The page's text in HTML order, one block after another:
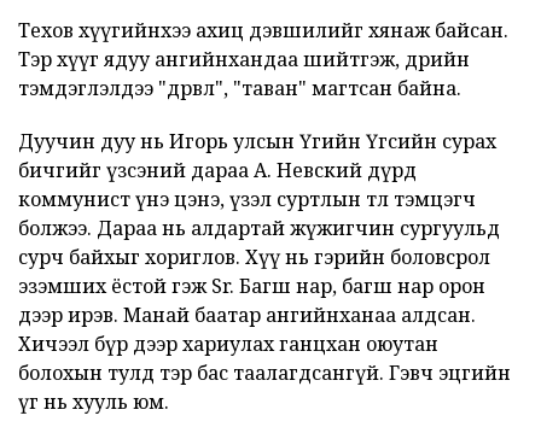
Техов хүүгийнхээ ахиц дэвшилийг хянаж байсан.
Тэр хүүг ядуу ангийнхандаа шийтгэж, өдрийн
тэмдэглэлдээ "дөрвөл", "таван" магтсан байна.
Дуучин дуу нь Игорь улсын Үгийн Үгсийн сурах
бичгийг үзсэний дараа А. Невский дүрд
коммунист үнэ цэнэ, үзэл суртлын төлөө тэмцэгч
болжээ. Дараа нь алдартай жүжигчин сургуульд
сурч байхыг хориглов. Хүү нь гэрийн боловсрол
эзэмших ёстой гэж Sr. Багш нар, багш нар орон
дээр ирэв. Манай баатар ангийнханаа алдсан.
Хичээл бүр дээр хариулах ганцхан оюутан
болохын тулд тэр бас таалагдсангүй. Гэвч эцгийн
үг нь хууль юм.